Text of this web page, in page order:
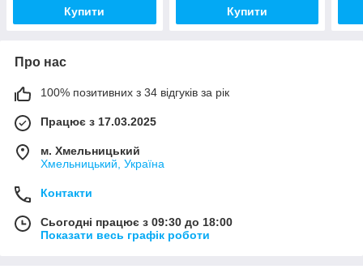
Купити Купити
Про нас
100% позитивних з 34 відгуків за рік
Працює з 17.03.2025
м. Хмельницький
Хмельницький, Україна
Контакти
Сьогодні працює з 09:30 до 18:00
Показати весь графік роботи